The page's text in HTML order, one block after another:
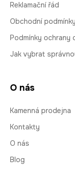
Reklamační řád
Obchodní podmínky
Podmínky ochrany
Jak vybrat
O nás
Kamenná prodejna
Kontakty
O nás
Blog